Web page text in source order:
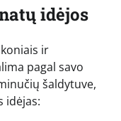
idėjos
ir
pagal savo
šaldytuve,
idėjas: